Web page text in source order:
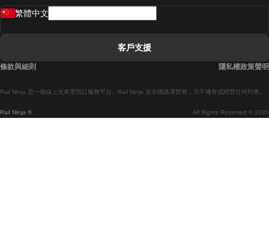
Rail Ninja ® All Rights Reserved © 2026
Rail Ninja 是一個線上火車票預訂服務平台。Rail Ninja 並非鐵路運營商，亦不擁有或經營任何列車。
繁體中文
客戶支援
條款與細則 隱私權政策聲明